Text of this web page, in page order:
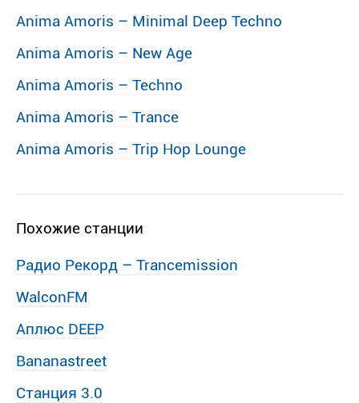
Anima Amoris – Minimal Deep Techno
Anima Amoris – New Age
Anima Amoris – Techno
Anima Amoris – Trance
Anima Amoris – Trip Hop Lounge
Похожие станции
Радио Рекорд – Trancemission
WalconFM
Аплюс DEEP
Bananastreet
Станция 3.0